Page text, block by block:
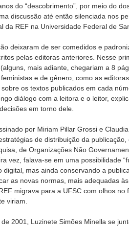
do “descobrimento”, por meio do
discussão até então silenciada nos
da REF na Universidade Federal de
deixaram de ser comedidos e
pelas editoras anteriores. Nesse
mais adiante, chegariam a 8
e de gênero, como as
os textos publicados em cada
diálogo com a leitora e o leitor,
em torno dele.
por Miriam Pillar Grossi e
de distribuição da
de Organizações Não
vez, falava-se em uma possibilidade
digital, mas ainda conservando a
as novas normas, mais adequadas
migrava para a UFSC com olhos
viriam.
2001, Luzinete Simões Minella se